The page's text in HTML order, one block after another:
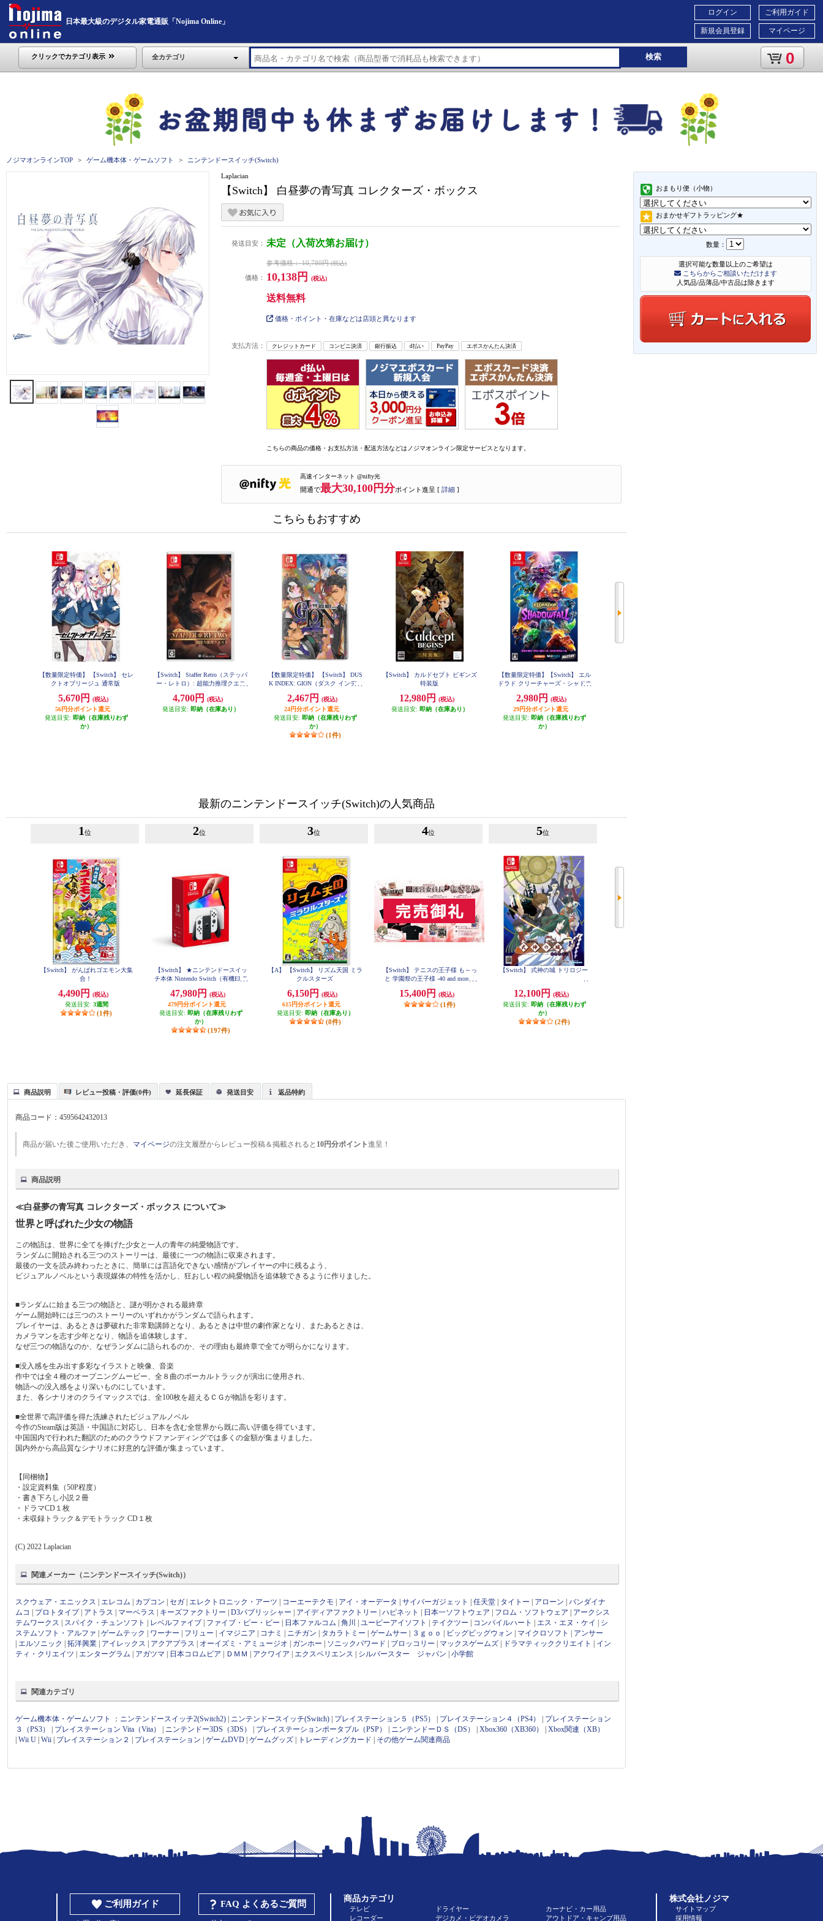
日本最大級のデジタル家電通販「Nojima Online」
ご利用ガイド
マイページ
ログイン
新規会員登録
クリックでカテゴリ表示 全カテゴリ 検索 0
ノジマオンラインTOP ゲーム機本体・ゲームソフト ニンテンドースイッチ(Switch)
おまもり便（小物）
おまかせギフトラッピング★
数量：
選択可能な数量以上のご希望は
こちらからご相談いただけます
人気品/品薄品/中古品は除きます
Laplacian
【Switch】 白昼夢の青写真 コレクターズ・ボックス
発送目安： 未定（入荷次第お届け）
価格：
参考価格： 10,780円(税込)
10,138円 (税込)
送料無料
価格・ポイント・在庫などは店頭と異なります
支払方法： クレジットカード コンビニ決済 銀行振込 d払い PayPay エポスかんたん決済
こちらの商品の価格・お支払方法・配送方法などはノジマオンライン限定サービスとなります。
高速インターネット @nifty光
開通で最大30,100円分ポイント進呈 [ 詳細 ]
こちらもおすすめ
【数量限定特価】 【Switch】 セレ
クトオブリージュ 通常版
5,670円
(税込)
56円分ポイント還元
発送目安: 即納（在庫残りわず
か）
【Switch】 Staffer Retro（ステッパ
ー・レトロ）: 超能力推理クエス
4,700円
(税込)
発送目安: 即納（在庫あり）
【数量限定特価】 【Switch】 DUS
K INDEX: GION（ダスク インデッ
2,467円
(税込)
24円分ポイント還元
発送目安: 即納（在庫残りわず
か）
(1件)
【Switch】 カルドセプト ビギンズ
特装版
12,980円
(税込)
発送目安: 即納（在庫あり）
【数量限定特価】【Switch】 エル
ドラド クリーチャーズ・シャドウ
2,980円
(税込)
29円分ポイント還元
発送目安: 即納（在庫残りわず
か）
最新のニンテンドースイッチ(Switch)の人気商品
1 位
【Switch】 がんばれゴエモン大集
合！
4,490円
(税込)
発送目安: 3週間
(1件)
2位
【Switch】 ★ニンテンドースイッ
チ本体 Nintendo Switch（有機ELモ
47,980円
(税込)
479円分ポイント還元
発送目安: 即納（在庫残りわず
か）
(197件)
3位
【A】 【Switch】 リズム天国 ミラ
クルスターズ
6,150円
(税込)
615円分ポイント還元
発送目安: 即納（在庫あり）
(8件)
4位
【Switch】 テニスの王子様 も～っ
と 学園祭の王子様 -40 and more...
らいエディション
15,400円 (税込)
(1件)
5位
【Switch】 式神の城 トリロジー
12,100円
(税込)
発送目安: 即納（在庫残りわず
か）
(2件)
商品説明 レビュー投稿・評価(0件) 延長保証 発送目安 返品特約
商品コード：4595642432013
商品が届いた後ご使用いただき、 マイページの注文履歴からレビュー投稿＆掲載されると 10円分ポイント進呈！
商品説明
≪白昼夢の青写真 コレクターズ・ボックス について≫
世界と呼ばれた少女の物語
この物語は、世界に全てを捧げた少女と一人の青年の純愛物語です。
ランダムに開始される三つのストーリーは、最後に一つの物語に収束されます。
最後の一文を読み終わったときに、簡単には言語化できない感情がプレイヤーの中に残るよう、
ビジュアルノベルという表現媒体の特性を活かし、狂おしい程の純愛物語を追体験できるように作りました。
■ランダムに始まる三つの物語と、謎が明かされる最終章
ゲーム開始時には三つのストーリーのいずれかがランダムで語られます。
プレイヤーは、あるときは夢破れた非常勤講師となり、あるときは中世の劇作家となり、またあるときは、
カメラマンを志す少年となり、物語を追体験します。
なぜ三つの物語なのか、なぜランダムに語られるのか、その理由も最終章で全てが明らかになります。
■没入感を生み出す多彩なイラストと映像、音楽
作中では全４種のオープニングムービー、全８曲のボーカルトラックが演出に使用され、
物語への没入感をより深いものにしています。
また、各シナリオのクライマックスでは、全100枚を超えるＣＧが物語を彩ります。
■全世界で高評価を得た洗練されたビジュアルノベル
今作のSteam版は英語・中国語に対応し、日本を含む全世界から既に高い評価を得ています。
中国国内で行われた翻訳のためのクラウドファンディングでは多くの金額が集まりました。
国内外から高品質なシナリオに好意的な評価が集まっています。
【同梱物】
・設定資料集（50P程度）
・書き下ろし小説２冊
・ドラマCD１枚
・未収録トラック＆デモトラック CD１枚
(C) 2022 Laplacian
関連メーカー（ニンテンドースイッチ(Switch)）
スクウェア・エニックス エレコム カプコン |セガ エレクトロニック・アーツ コーエーテクモ アイ・オーデータ |サイバーガジェット |任天堂 タイトー アローン |バンダイナ
ムコ
プロトタイプ| アトラス マーベラス キーズファクトリー |D3パブリッシャー アイディアファクトリー |ハピネット 日本一ソフトウェア フロム・ソフトウェア
アークシス
テムワークス
スパイク・チュンソフト レベルファイブ ファイブ・ピー・ビー 日本ファルコム |角川 |ユービーアイソフト テイクツー コンパイルハート エス・エヌ・ケイ
シ
ステムソフト・アルファ |ゲームテック ワーナー フリュー イマジニア コナミ ニチガン タカラトミー |ゲームサー ３ｇｏｏ ビッグビッグウォン マイクロソフト
アンサー
エルソニック |拓洋興業 アイレックス アクアプラス オーイズミ・アミュージオ ガンホー ソニックパワード ブロッコリー マックスゲームズ ドラマティッククリエイト
イン
ティ・クリエイツ
エンターグラム アガツマ 日本コロムビア ＤＭＭ アクワイア エクスペリエンス シルバースター ジャパン |小学館
関連カテゴリ
ゲーム機本体・ゲームソフト ： ニンテンドースイッチ2(Switch2) ニンテンドースイッチ(Switch) プレイステーション５（PS5） プレイステーション４（PS4）
プレイステーション
３（PS3）
プレイステーション Vita（Vita） ニンテンドー3DS（3DS） プレイステーションポータブル（PSP） ニンテンドーＤＳ（DS） |Xbox360（XB360） |Xbox関連（XB）
|Wii U |Wii プレイステーション２ プレイステーション |ゲームDVD |ゲームグッズ トレーディングカード その他ゲーム関連商品
ご利用ガイド FAQ よくあるご質問
商品カテゴリ
テレビ
レコーダー
ドライヤー
デジカメ・ビデオカメラ
カーナビ・カー用品
アウトドア・キャンプ用品
株式会社ノジマ
サイトマップ
採用情報